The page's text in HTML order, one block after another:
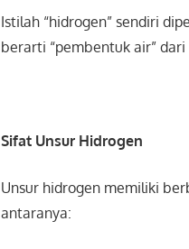
Istilah “hidrogen” sendiri
berarti “pembentuk air” dari
Sifat Unsur Hidrogen
Unsur hidrogen memiliki
antaranya: